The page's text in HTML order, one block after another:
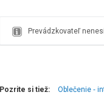
Prevádzkovateľ
Pozrite si tiež: Oblečenie ‑